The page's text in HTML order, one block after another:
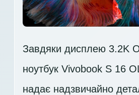
Завдяки дисплею 3.2K
ноутбук Vivobook S 16
надає надзвичайно